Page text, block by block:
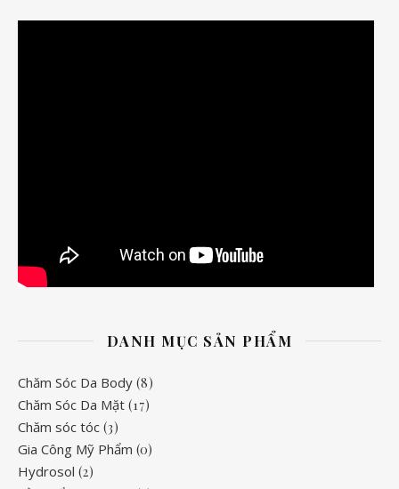
DANH MỤC SẢN PHẨM
Chăm Sóc Da Body (8)
Chăm Sóc Da Mặt (17)
Chăm sóc tóc (3)
Gia Công Mỹ Phẩm (0)
Hydrosol (2)